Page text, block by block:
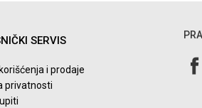
SERVIS
i prodaje
privatnosti